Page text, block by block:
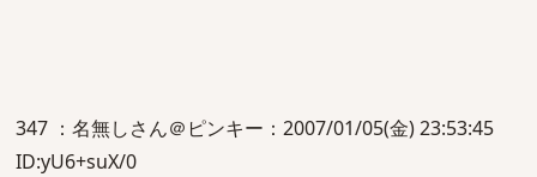
347 ：名無しさん＠ピンキー：2007/01/05(金) 23:53:45
ID:yU6+suX/0